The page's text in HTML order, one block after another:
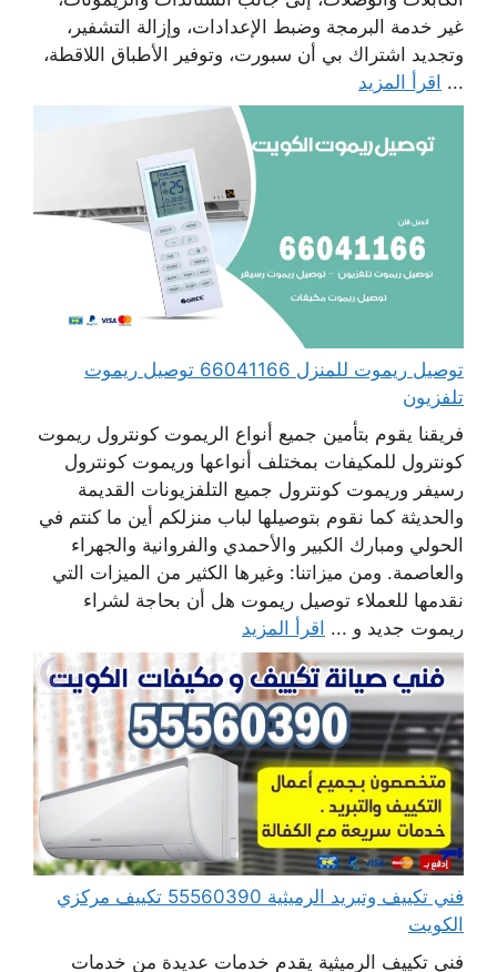
غير خدمة البرمجة وضبط الإعدادات، وإزالة التشفير،
وتجديد اشتراك بي أن سبورت، وتوفير الأطباق اللاقطة،
... اقرأ المزيد
توصيل ريموت للمنزل 66041166 توصيل ريموت
تلفزيون
فريقنا يقوم بتأمين جميع أنواع الريموت كونترول ريموت
كونترول للمكيفات بمختلف أنواعها وريموت كونترول
رسيفر وريموت كونترول جميع التلفزيونات القديمة
والحديثة كما نقوم بتوصيلها لباب منزلكم أين ما كنتم في
الحولي ومبارك الكبير والأحمدي والفروانية والجهراء
والعاصمة. ومن ميزاتنا: وغيرها الكثير من الميزات التي
نقدمها للعملاء توصيل ريموت هل أن بحاجة لشراء
ريموت جديد و ... اقرأ المزيد
فني تكييف وتبريد الرميثية 55560390 تكييف مركزي
الكويت
فني تكييف الرميثية يقدم خدمات عديدة من خدمات